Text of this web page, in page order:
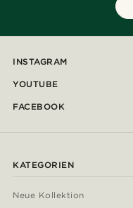
INSTAGRAM
YOUTUBE
FACEBOOK
KATEGORIEN
Neue Kollektion